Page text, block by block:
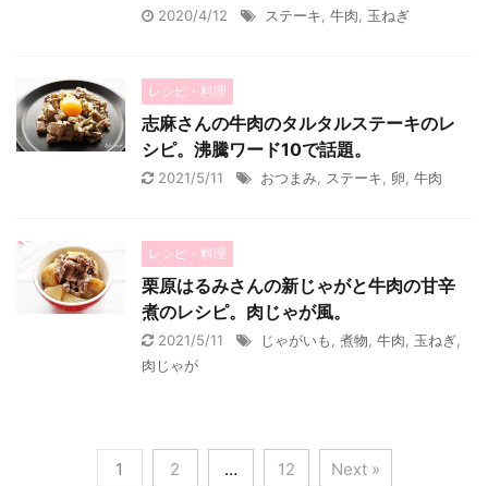
2020/4/12 ステーキ 牛肉 玉ねぎ
レシピ・料理
志麻さんの牛肉のタルタルステーキのレ
シピ。沸騰ワード10で話題。
2021/5/11 おつまみ ステーキ 卵 牛肉
レシピ・料理
栗原はるみさんの新じゃがと牛肉の甘辛
煮のレシピ。肉じゃが風。
2021/5/11 じゃがいも 煮物 牛肉 玉ねぎ
肉じゃが
1 2 … 12 Next »